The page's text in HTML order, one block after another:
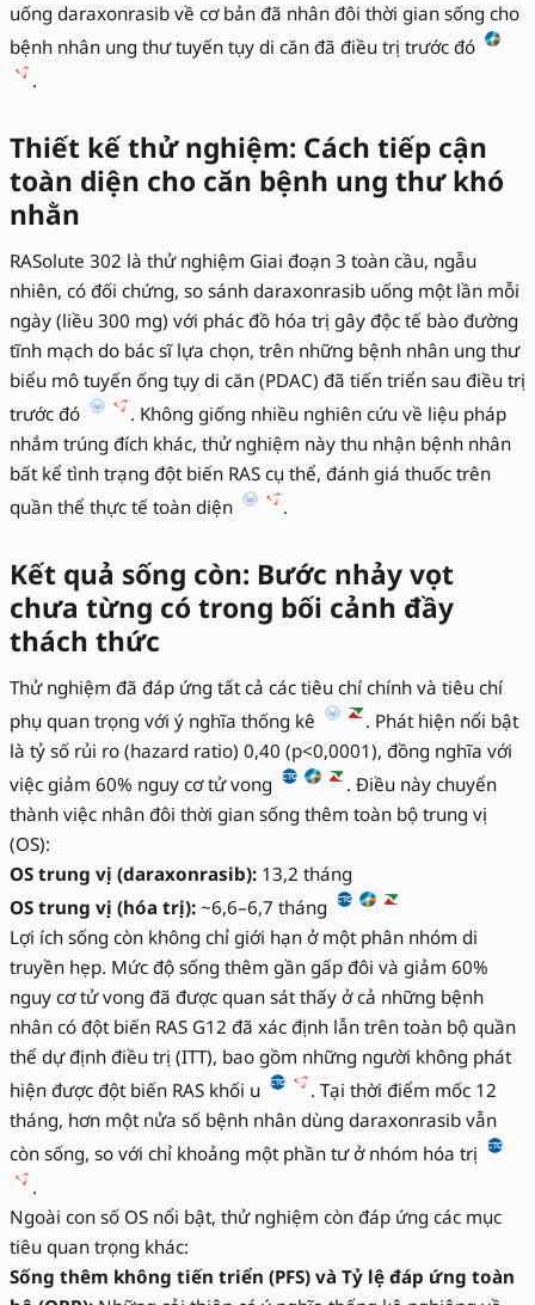
uống daraxonrasib về cơ bản đã nhân đôi thời gian sống cho
bệnh nhân ung thư tuyến tụy di căn đã điều trị trước đó
.
Thiết kế thử nghiệm: Cách tiếp cận
toàn diện cho căn bệnh ung thư khó
nhằn
RASolute 302 là thử nghiệm Giai đoạn 3 toàn cầu, ngẫu
nhiên, có đối chứng, so sánh daraxonrasib uống một lần mỗi
ngày (liều 300 mg) với phác đồ hóa trị gây độc tế bào đường
tĩnh mạch do bác sĩ lựa chọn, trên những bệnh nhân ung thư
biểu mô tuyến ống tụy di căn (PDAC) đã tiến triển sau điều trị
trước đó
. Không giống nhiều nghiên cứu về liệu pháp
nhắm trúng đích khác, thử nghiệm này thu nhận bệnh nhân
bất kể tình trạng đột biến RAS cụ thể, đánh giá thuốc trên
quần thể thực tế toàn diện
.
Kết quả sống còn: Bước nhảy vọt
chưa từng có trong bối cảnh đầy
thách thức
Thử nghiệm đã đáp ứng tất cả các tiêu chí chính và tiêu chí
phụ quan trọng với ý nghĩa thống kê
. Phát hiện nổi bật
là tỷ số rủi ro (hazard ratio) 0,40 (p<0,0001), đồng nghĩa với
việc giảm 60% nguy cơ tử vong
. Điều này chuyển
thành việc nhân đôi thời gian sống thêm toàn bộ trung vị
(OS):
OS trung vị (daraxonrasib): 13,2 tháng
OS trung vị (hóa trị): ~6,6–6,7 tháng
Lợi ích sống còn không chỉ giới hạn ở một phân nhóm di
truyền hẹp. Mức độ sống thêm gần gấp đôi và giảm 60%
nguy cơ tử vong đã được quan sát thấy ở cả những bệnh
nhân có đột biến RAS G12 đã xác định lẫn trên toàn bộ quần
thể dự định điều trị (ITT), bao gồm những người không phát
hiện được đột biến RAS khối u
. Tại thời điểm mốc 12
tháng, hơn một nửa số bệnh nhân dùng daraxonrasib vẫn
còn sống, so với chỉ khoảng một phần tư ở nhóm hóa trị
.
Ngoài con số OS nổi bật, thử nghiệm còn đáp ứng các mục
tiêu quan trọng khác:
Sống thêm không tiến triển (PFS) và Tỷ lệ đáp ứng toàn